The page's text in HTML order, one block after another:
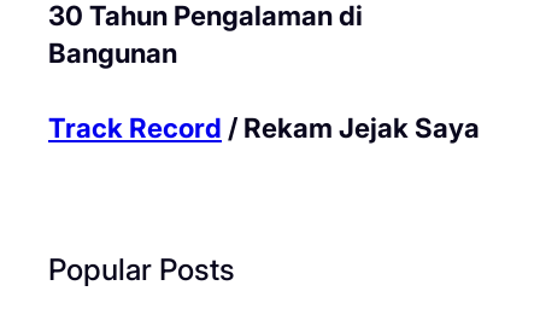
30 Tahun Pengalaman di
Bangunan
Track Record / Rekam Jejak Saya
Popular Posts